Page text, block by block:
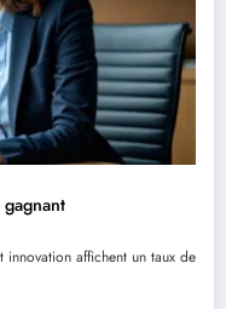
innovation affichent un taux de